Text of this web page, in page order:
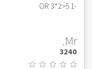
-1 OR 3*2>5
Mr.
3240